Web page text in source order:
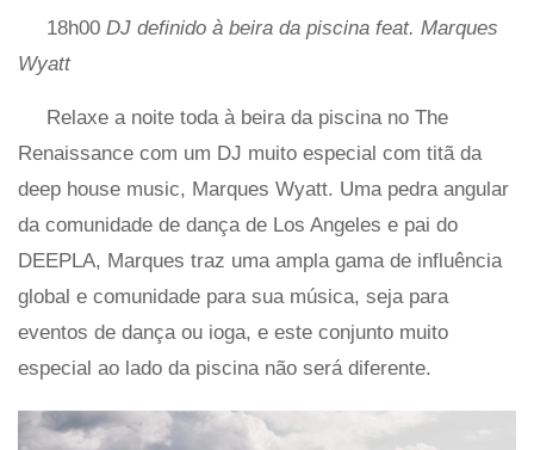
18h00 DJ definido à beira da piscina feat. Marques
Wyatt
Relaxe a noite toda à beira da piscina no The
Renaissance com um DJ muito especial com titã da
deep house music, Marques Wyatt. Uma pedra angular
da comunidade de dança de Los Angeles e pai do
DEEPLA, Marques traz uma ampla gama de influência
global e comunidade para sua música, seja para
eventos de dança ou ioga, e este conjunto muito
especial ao lado da piscina não será diferente.